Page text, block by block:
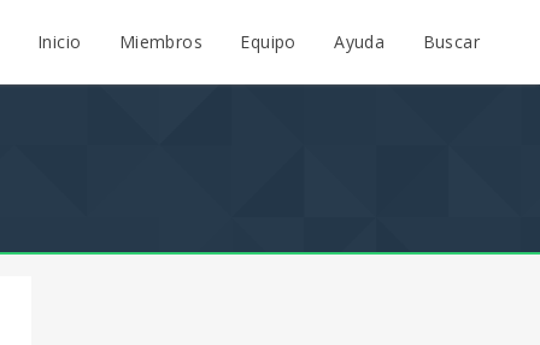
Inicio Miembros Equipo Ayuda Buscar